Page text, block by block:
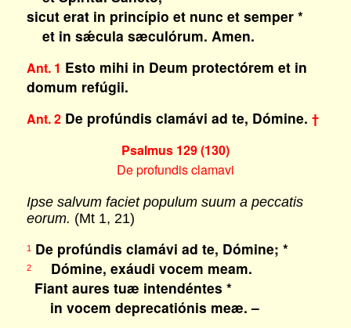
sicut erat in princípio et nunc et semper *
et in sǽcula sæculórum. Amen.
Ant. 1 Esto mihi in Deum protectórem et in
domum refúgii.
Ant. 2De profúndis clamávi ad te, Dómine. †
Psalmus 129 (130)
De profundis clamavi
Ipse salvum faciet populum suum a peccatis
eorum. (Mt 1, 21)
1De profúndis clamávi ad te, Dómine; *
2Dómine, exáudi vocem meam.
Fiant aures tuæ intendéntes *
in vocem deprecatiónis meæ. –